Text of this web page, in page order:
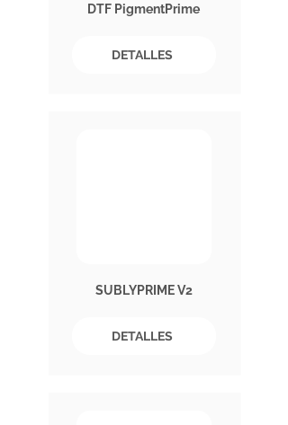
DTF PigmentPrime
DETALLES
SUBLYPRIME V2
DETALLES